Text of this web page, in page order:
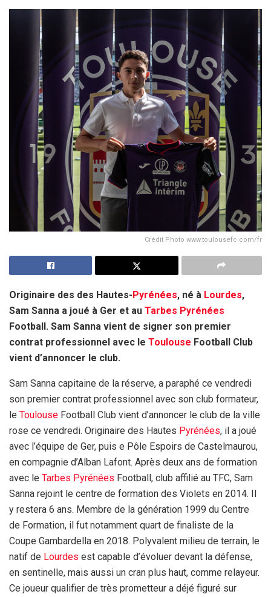
Crédit Photo www.toulousefc.com/fr
Originaire des des Hautes-Pyrénées, né à Lourdes,
Sam Sanna a joué à Ger et au Tarbes Pyrénées
Football. Sam Sanna vient de signer son premier
contrat professionnel avec le Toulouse Football Club
vient d’annoncer le club.
Sam Sanna capitaine de la réserve, a paraphé ce vendredi
son premier contrat professionnel avec son club formateur,
le Toulouse Football Club vient d’annoncer le club de la ville
rose ce vendredi. Originaire des Hautes Pyrénées, il a joué
avec l’équipe de Ger, puis e Pôle Espoirs de Castelmaurou,
en compagnie d’Alban Lafont. Après deux ans de formation
avec le Tarbes Pyrénées Football, club affilié au TFC, Sam
Sanna rejoint le centre de formation des Violets en 2014. Il
y restera 6 ans. Membre de la génération 1999 du Centre
de Formation, il fut notamment quart de finaliste de la
Coupe Gambardella en 2018. Polyvalent milieu de terrain, le
natif de Lourdes est capable d’évoluer devant la défense,
en sentinelle, mais aussi un cran plus haut, comme relayeur.
Ce joueur qualifier de très prometteur a déjé figuré sur